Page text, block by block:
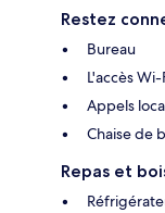
Restez
Bureau
L'accès
Appels
Chaise de
Repas et